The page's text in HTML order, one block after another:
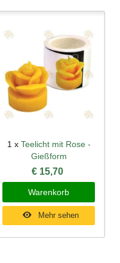
1 x Teelicht mit Rose -
Gießform
€ 15,70
Warenkorb
Mehr sehen